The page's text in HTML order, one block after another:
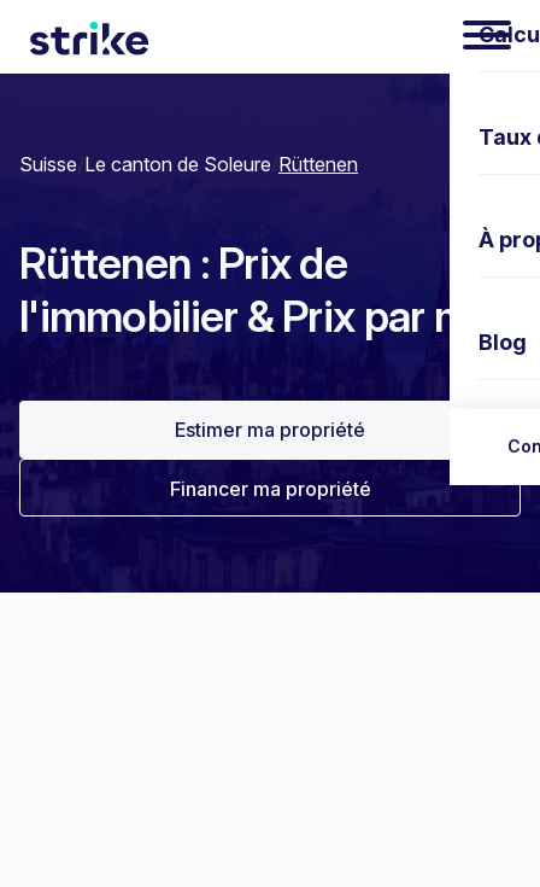
À
Blog
Suisse/Le canton de Soleure/Rüttenen
Rüttenen : Prix de
l'immobilier & Prix par m²
Estimer ma propriété
Financer ma propriété